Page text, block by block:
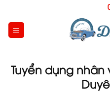
content
Tuyển dụng nhân